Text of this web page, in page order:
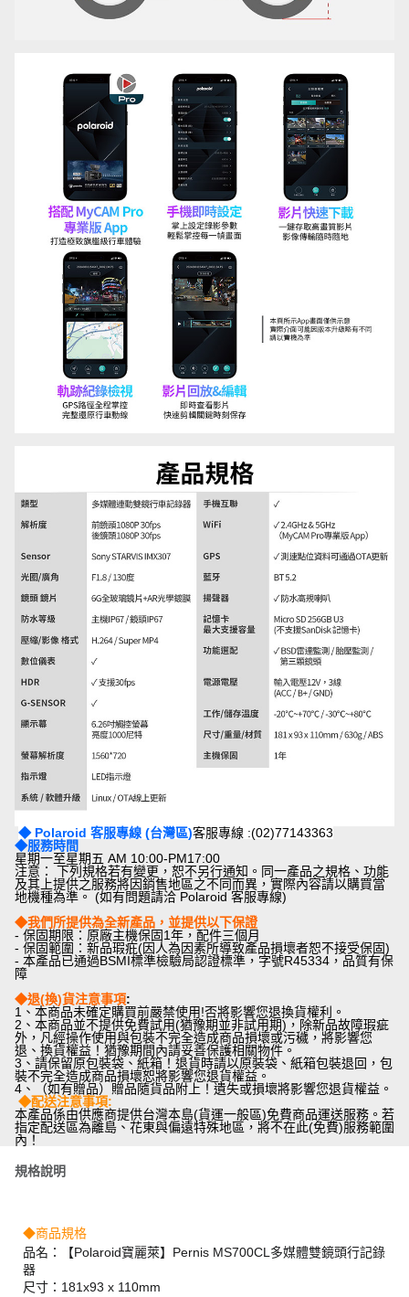
◆ Polaroid 客服專線 (台灣區)客服專線 :(02)77143363
◆服務時間
星期一至星期五 AM 10:00-PM17:00
注意： 下列規格若有變更，恕不另行通知。同一產品之規格、功能
及其上提供之服務將因銷售地區之不同而異，實際內容請以購買當
地機種為準。 (如有問題請洽 Polaroid 客服專線)
◆我們所提供為全新產品，並提供以下保證
- 保固期限：原廠主機保固1年，配件三個月
- 保固範圍：新品瑕疪(因人為因素所導致產品損壞者恕不接受保固)
- 本產品已通過BSMI標準檢驗局認證標準，字號R45334，品質有保
障
◆退(換)貨注意事項:
1、本商品未確定購買前嚴禁使用!否將影響您退換貨權利。
2、本商品並不提供免費試用(猶豫期並非試用期)，除新品故障瑕疵
外，凡經操作使用與包裝不完全造成商品損壞或污穢，將影響您
退、換貨權益！猶豫期間內請妥善保護相關物件。
3、請保留原包裝袋、紙箱！退貨時請以原裝袋、紙箱包裝退回，包
裝不完全造成商品損壞恕將影響您退貨權益。
4、（如有贈品）贈品隨貨品附上！遺失或損壞將影響您退貨權益。
◆配送注意事項:
本產品係由供應商提供台灣本島(貨運一般區)免費商品運送服務。若
指定配送區為離島、花東與偏遠特殊地區，將不在此(免費)服務範圍
內！
規格說明
◆商品規格
品名：【Polaroid寶麗萊】Pernis MS700CL多媒體雙鏡頭行記錄
器
尺寸：181x93 x 110mm